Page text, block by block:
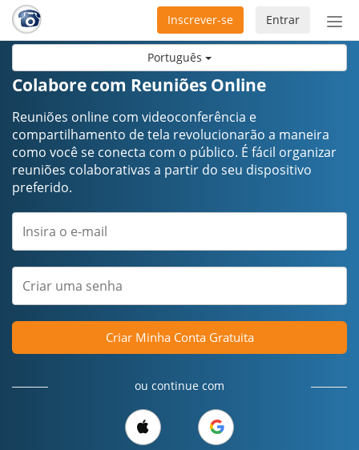
Português
Entrar
Inscrever-se
Colabore com Reuniões Online
Reuniões online com videoconferência e
compartilhamento de tela revolucionarão a maneira
como você se conecta com o público. É fácil organizar
reuniões colaborativas a partir do seu dispositivo
preferido.
Criar Minha Conta Gratuita
ou continue com